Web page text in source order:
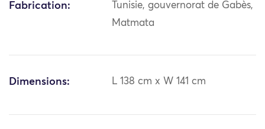
Fabrication:
Tunisie, gouvernorat de Gabès,
Matmata
Dimensions: L 138 cm x W 141 cm